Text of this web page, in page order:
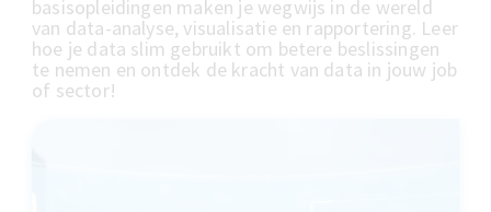
basisopleidingen maken je wegwijs in de wereld
van data-analyse, visualisatie en rapportering. Leer
hoe je data slim gebruikt om betere beslissingen
te nemen en ontdek de kracht van data in jouw job
of sector!